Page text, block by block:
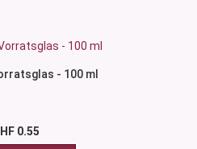
- 100 ml
0.55